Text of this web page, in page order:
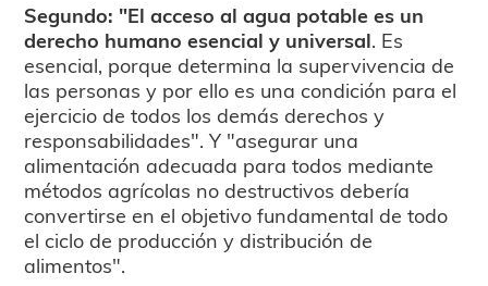
Segundo: "El acceso al agua potable es un
derecho humano esencial y universal. Es
esencial, porque determina la supervivencia de
las personas y por ello es una condición para el
ejercicio de todos los demás derechos y
responsabilidades". Y "asegurar una
alimentación adecuada para todos mediante
métodos agrícolas no destructivos debería
convertirse en el objetivo fundamental de todo
el ciclo de producción y distribución de
alimentos".